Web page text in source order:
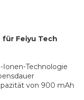
für Feiyu Tech
Technologie
von 900 mAh